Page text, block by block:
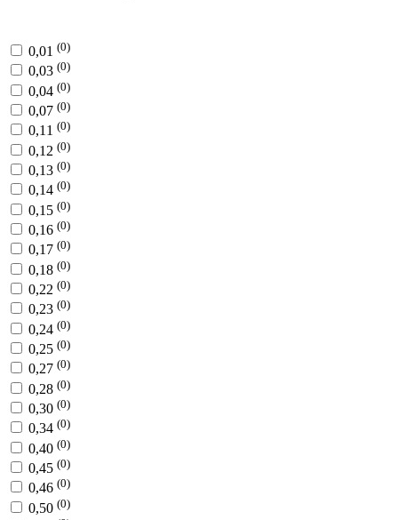
0,01 (0)
0,03 (0)
0,04 (0)
0,07 (0)
0,11 (0)
0,12 (0)
0,13 (0)
0,14 (0)
0,15 (0)
0,16 (0)
0,17 (0)
0,18 (0)
0,22 (0)
0,23 (0)
0,24 (0)
0,25 (0)
0,27 (0)
0,28 (0)
0,30 (0)
0,34 (0)
0,40 (0)
0,45 (0)
0,46 (0)
0,50 (0)